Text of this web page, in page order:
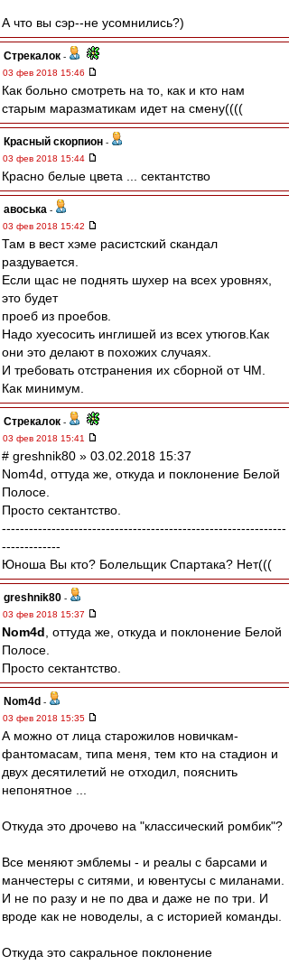
А что вы сэр--не усомнились?)
Стрекалок -
03 фев 2018 15:46
Как больно смотреть на то, как и кто нам
старым маразматикам идет на смену((((
Красный скорпион -
03 фев 2018 15:44
Красно белые цвета ... сектантство
авоська -
03 фев 2018 15:42
Там в вест хэме расистский скандал
раздувается.
Если щас не поднять шухер на всех уровнях,
это будет
проеб из проебов.
Надо хуесосить инглишей из всех утюгов.Как
они это делают в похожих случаях.
И требовать отстранения их сборной от ЧМ.
Как минимум.
Стрекалок -
03 фев 2018 15:41
# greshnik80 » 03.02.2018 15:37
Nom4d, оттуда же, откуда и поклонение Белой
Полосе.
Просто сектантство.
---------------------------------------------------------------
-------------
Юноша Вы кто? Болельщик Спартака? Нет(((
greshnik80 -
03 фев 2018 15:37
Nom4d , оттуда же, откуда и поклонение Белой
Полосе.
Просто сектантство.
Nom4d -
03 фев 2018 15:35
А можно от лица старожилов новичкам-
фантомасам, типа меня, тем кто на стадион и
двух десятилетий не отходил, пояснить
непонятное ...
Откуда это дрочево на "классический ромбик"?
Все меняют эмблемы - и реалы с барсами и
манчестеры с ситями, и ювентусы с миланами.
И не по разу и не по два и даже не по три. И
вроде как не новоделы, а с историей команды.
Откуда это сакральное поклонение